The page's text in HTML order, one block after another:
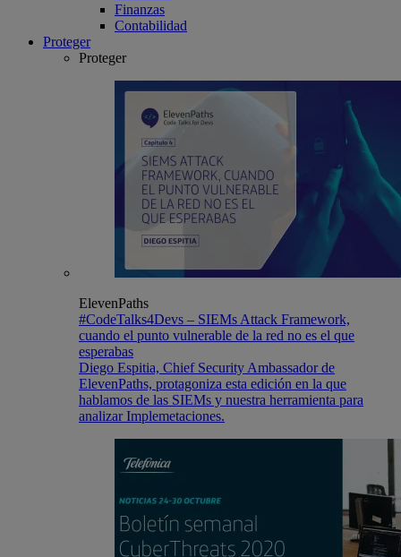
Finanzas
Contabilidad
Proteger
Proteger
ElevenPaths
#CodeTalks4Devs – SIEMs Attack Framework,
cuando el punto vulnerable de la red no es el que
esperabas
Diego Espitia, Chief Security Ambassador de
ElevenPaths, protagoniza esta edición en la que
hablamos de las SIEMs y nuestra herramienta para
analizar Implemetaciones.